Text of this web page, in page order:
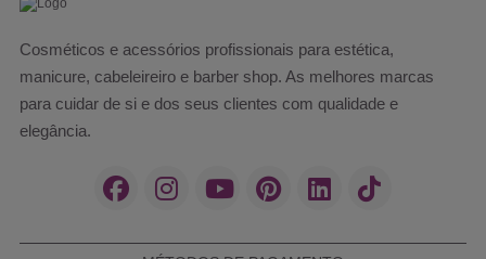
Cosméticos e acessórios profissionais para estética,
manicure, cabeleireiro e barber shop. As melhores marcas
para cuidar de si e dos seus clientes com qualidade e
elegância.